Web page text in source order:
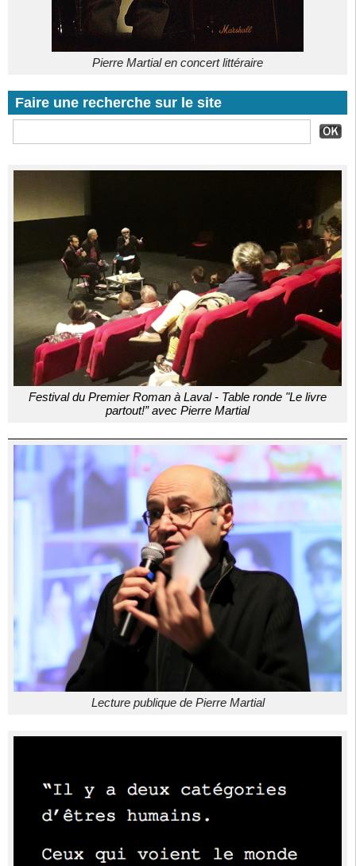
Pierre Martial en concert littéraire
Faire une recherche sur le site
Festival du Premier Roman à Laval - Table ronde "Le livre
partout!” avec Pierre Martial
Lecture publique de Pierre Martial